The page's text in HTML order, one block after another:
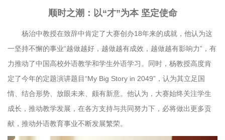
顺时之潮：以“才”为本 坚定使命
杨治中教授在致辞中肯定了大赛创办18年来的成就，他认为这
一坚持不懈的事业“越做越好，越做越有成效，越做越有影响力”，有
力推动了中国高校外语教学和学生外语学习。同时，杨教授高度肯
定了今年的定题演讲题目“My Big Story in 2049”，认为其立足国
情、结合形势、放眼未来、颇有新意。他认为，大赛始终关注学生
成长，推动教学发展，在各方支持与共同努力下，必将做出更多贡
献，推动外语教育事业不断发展繁荣。